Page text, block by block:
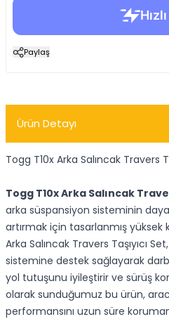
Paylaş
Ürün Detayı
Togg T10x Arka Salıncak Travers
Togg T10x Arka Salıncak
arka süspansiyon sisteminin
artırmak için tasarlanmış yüksek
Arka Salıncak Travers Taşıyıcı
sistemine destek sağlayarak
yol tutuşunu iyileştirir ve sürüş
olarak sunduğumuz bu ürün,
performansını uzun süre